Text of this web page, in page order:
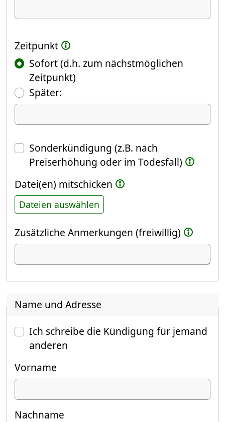
Ich kündige Folgendes
Zeitpunkt
Sofort (d.h. zum nächstmöglichen
Zeitpunkt)
Später:(Fokus springt automatisch ins
Datum
Sonderkündigung (z.B. nach
Preiserhöhung oder im Todesfall)
Datei(en) mitschicken
Dateien auswählen
Zusätzliche Anmerkungen (freiwillig)
Name und Adresse
Ich schreibe die Kündigung für jemand
anderen
Vorname
Nachname